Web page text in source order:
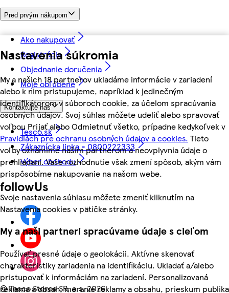
Nastavenia súkromia
My a našich 18 partnerov ukladáme informácie v zariadení
alebo k nim pristupujeme, napríklad k jedinečným
identifikátorom v súboroch cookie, za účelom spracúvania
osobných údajov. Svoj súhlas môžete udeliť alebo spravovať
voľbou Prijať alebo Odmietnuť všetko, prípadne kedykoľvek v
Pravidlách pre ochranu osobných údajov a cookies. Tieto
voľby oznámime našim partnerom a neovplyvnia údaje o
prehliadaní. Vaše rozhodnutie však zmení spôsob, akým vám
prispôsobíme nakupovanie na našom webe.
Svoje nastavenia súhlasu môžete zmeniť kliknutím na
Nastavenia cookies v pätičke stránky.
My a naši partneri spracúvame údaje s cieľom
Používať presné údaje o geolokácii. Aktívne skenovať
charakteristiky zariadenia na identifikáciu. Ukladať a/alebo
pristupovať k informáciám na zariadení. Personalizovaná
reklama a obsah, meranie reklamy a obsahu, prieskum publika
Pred prvým nákupom
Ako nakupovať
Registrácia
Objednanie doručenia
Moje obľúbené
Kontaktujte nás
Tesco.sk
Zákaznícka linka - 0800222333
Výber obchodu
followUs
©Tesco Stores SR, a.s. 2026